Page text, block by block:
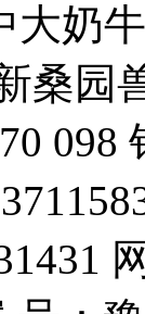
大奶
桑园
098